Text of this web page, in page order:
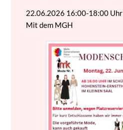
22.06.2026 16:00-18:00 Uhr
Mit dem MGH